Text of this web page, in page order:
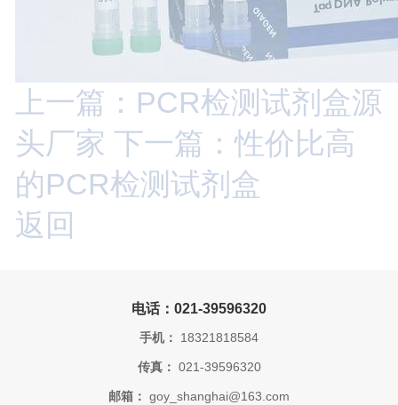
上一篇：PCR检测试剂盒源
头厂家 下一篇：性价比高
的PCR检测试剂盒
返回
电话：021-39596320
手机： 18321818584
传真： 021-39596320
邮箱： goy_shanghai@163.com